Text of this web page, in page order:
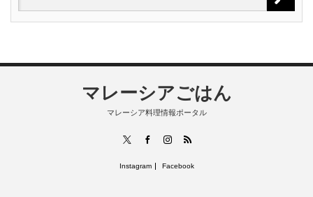
マレーシアごはん
マレーシア料理情報ポータル
FacebookInstagram
RSS
Instagram Facebook